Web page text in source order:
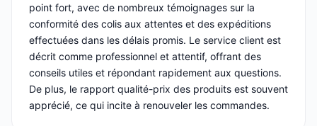
point fort, avec de nombreux témoignages sur la
conformité des colis aux attentes et des expéditions
effectuées dans les délais promis. Le service client est
décrit comme professionnel et attentif, offrant des
conseils utiles et répondant rapidement aux questions.
De plus, le rapport qualité-prix des produits est souvent
apprécié, ce qui incite à renouveler les commandes.